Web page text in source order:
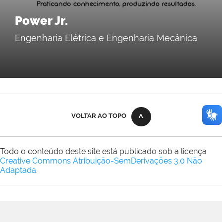
Power Jr.
Engenharia Elétrica e Engenharia Mecânica
VOLTAR AO TOPO
Todo o conteúdo deste site está publicado sob a licença
Creative Commons Atribuição-SemDerivações 3.0 Não
Adaptada.